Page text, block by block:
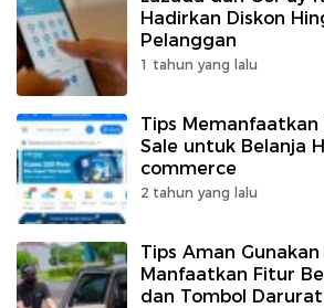
Hadirkan Diskon
Pelanggan
1 tahun yang lalu
Tips Memanfaatkan
Sale untuk Belanja
commerce
2 tahun yang lalu
Tips Aman Gunakan
Manfaatkan Fitur
dan Tombol Darurat